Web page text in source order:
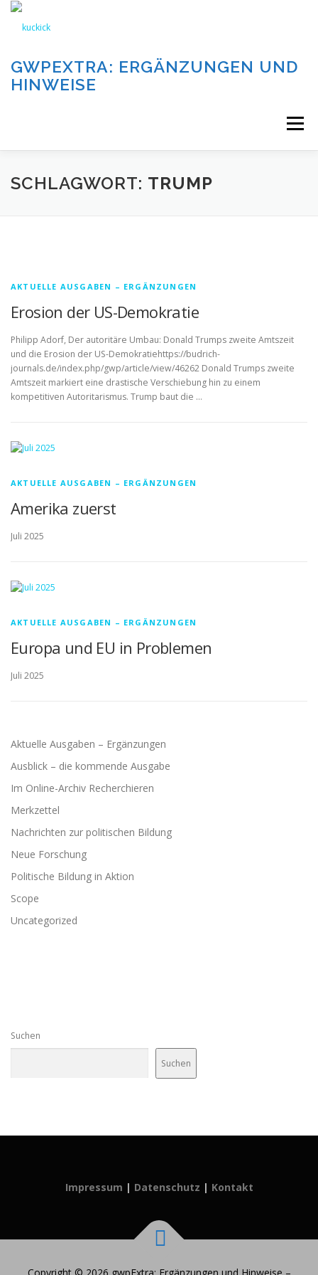
Zum
springen
GWPEXTRA: ERGÄNZUNGEN UND
HINWEISE
Menü
WILLKOMMEN
DIE BEITRÄGE DIESER SEITE IMPRESSUM
SCHLAGWORT: TRUMP
AKTUELLE AUSGABEN – ERGÄNZUNGEN
Erosion der US-Demokratie
Philipp Adorf, Der autoritäre Umbau: Donald Trumps zweite Amtszeit
und die Erosion der US-Demokratiehttps://budrich-
journals.de/index.php/gwp/article/view/46262 Donald Trumps zweite
Amtszeit markiert eine drastische Verschiebung hin zu einem
kompetitiven Autoritarismus. Trump baut die …
AKTUELLE AUSGABEN – ERGÄNZUNGEN
Amerika zuerst
Juli 2025
AKTUELLE AUSGABEN – ERGÄNZUNGEN
Europa und EU in Problemen
Juli 2025
Aktuelle Ausgaben – Ergänzungen
Ausblick – die kommende Ausgabe
Im Online-Archiv Recherchieren
Merkzettel
Nachrichten zur politischen Bildung
Neue Forschung
Politische Bildung in Aktion
Scope
Uncategorized
Suchen
Suchen
Impressum | Datenschutz | Kontakt